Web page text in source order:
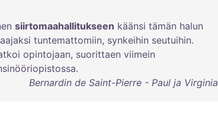
siirtomaahallitukseen käänsi tämän halun
tuntemattomiin, synkeihin seutuihin.
opintojaan, suorittaen viimein
.
Bernardin de Saint-Pierre - Paul ja Virginia